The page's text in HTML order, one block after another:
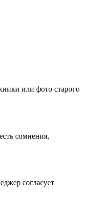
или фото старого
сомнения,
согласует